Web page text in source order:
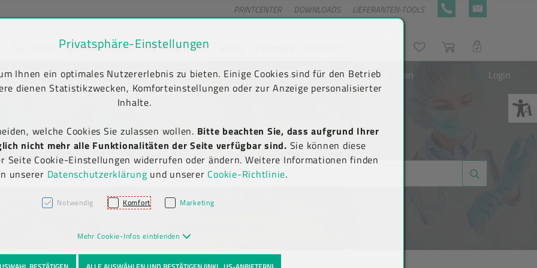
springen [AK + 2]
[AK + 5]
PRINTCENTER DOWNLOADS LIEFERANTEN-TOOLS +43 5576 7177 818
NACHHALTIGKEIT UNTERNEHMEN WunschlisteWarenkorb
LOGIN
Kauf auf Rechnung
(B2B)
Newsletter-Anmeldung Neu registrieren Login
Privatsphäre-Einstellungen
Ihnen ein optimales Nutzererlebnis zu bieten. Einige Cookies sind für den Betrieb
dienen Statistikzwecken, Komforteinstellungen oder zur Anzeige personalisierter
Inhalte.
welche Cookies Sie zulassen wollen. Bitte beachten Sie, dass aufgrund Ihrer
nicht mehr alle Funktionalitäten der Seite verfügbar sind. Sie können diese
Seite Cookie-Einstellungen widerrufen oder ändern. Weitere Informationen finden
unserer Datenschutzerklärung und unserer Cookie-Richtlinie.
Notwendig Komfort Marketing
Mehr Cookie-Infos einblenden